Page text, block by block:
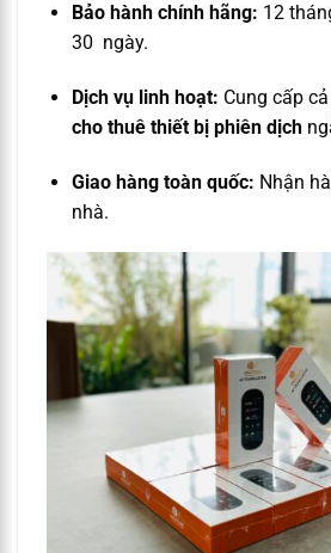
Bảo hành chính hãng: 12
30 ngày.
Dịch vụ linh hoạt: Cung cấp
cho thuê thiết bị phiên dịch
Giao hàng toàn quốc: Nhận
nhà.